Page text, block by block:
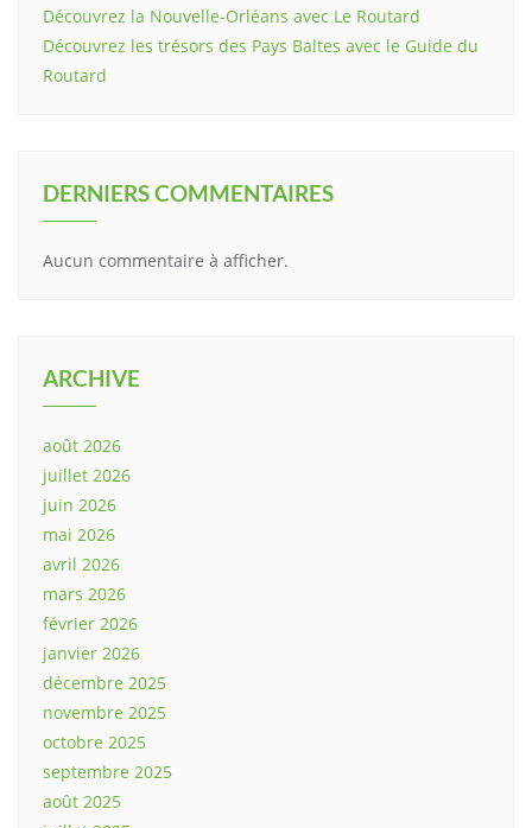
Découvrez la Nouvelle-Orléans avec Le Routard
Découvrez les trésors des Pays Baltes avec le Guide du
Routard
DERNIERS COMMENTAIRES
Aucun commentaire à afficher.
ARCHIVE
août 2026
juillet 2026
juin 2026
mai 2026
avril 2026
mars 2026
février 2026
janvier 2026
décembre 2025
novembre 2025
octobre 2025
septembre 2025
août 2025